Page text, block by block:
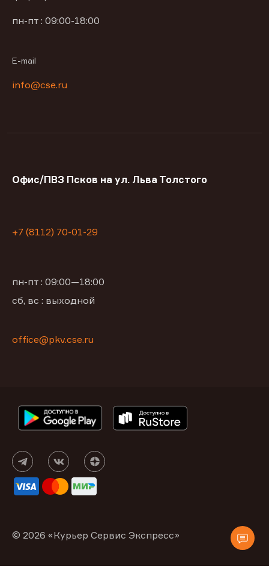
пн-пт : 09:00-18:00
E-mail
info@cse.ru
Офис/ПВЗ Псков на ул. Льва Толстого
+7 (8112) 70-01-29
пн-пт : 09:00—18:00
сб, вс : выходной
office@pkv.cse.ru
© 2026 «Курьер Сервис Экспресс»